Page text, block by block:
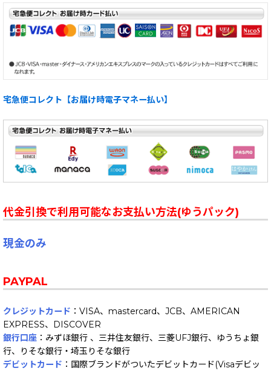
宅急便コレクト【お届け時電子マネー払い】
代金引換で利用可能なお支払い方法(ゆうパック)
現金のみ
PAYPAL
クレジットカード ：VISA、mastercard、JCB、AMERICAN
EXPRESS、DISCOVER
銀行口座 ：みずほ銀行 、三井住友銀行、三菱UFJ銀行、ゆうちょ銀
行、りそな銀行・埼玉りそな銀行
デビットカード ：国際ブランドがついたデビットカード(Visaデビッ